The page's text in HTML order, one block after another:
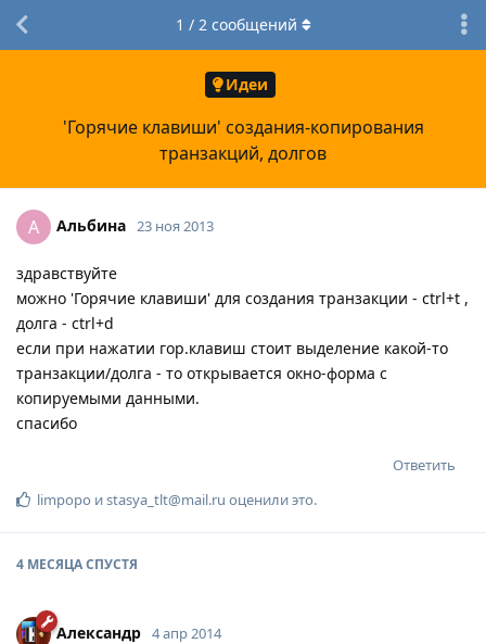
Идеи
'Горячие клавиши' создания-копирования
транзакций, долгов
1 / 2сообщений
А Альбина 23 ноя 2013
здравствуйте
можно 'Горячие клавиши' для создания транзакции - ctrl+t ,
долга - ctrl+d
если при нажатии гор.клавиш стоит выделение какой-то
транзакции/долга - то открывается окно-форма с
копируемыми данными.
спасибо
Ответить
limpopo иstasya_tlt@mail.ru оценили это.
4 МЕСЯЦАСПУСТЯ
Александр 4 апр 2014